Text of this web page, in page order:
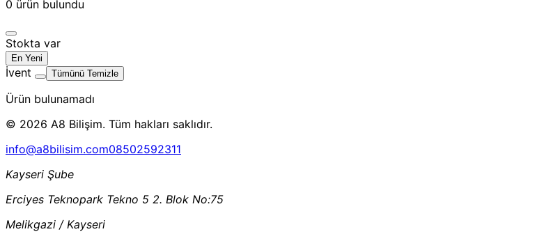
0 ürün bulundu
Stokta var
En Yeni
İvent Tümünü Temizle
Ürün bulunamadı
© 2026 A8 Bilişim. Tüm hakları saklıdır.
info@a8bilisim.com08502592311
Kayseri Şube
Erciyes Teknopark Tekno 5 2. Blok No:75
Melikgazi / Kayseri